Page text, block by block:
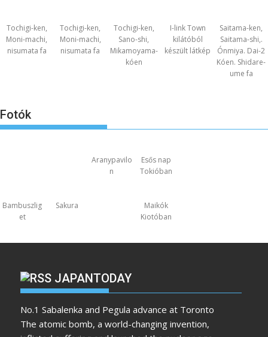
Tochigi-ken,
Moni-machi,
nisumata fa
Tochigi-ken,
Moni-machi,
nisumata fa
Tochigi-ken,
Sano-shi,
Mikamoyama-
kóen
I-link Town
kilátóból
készült látkép
Saitama-ken,
Saitama-shi,.
Ónmiya. Dai-2
Kóen. Shidare-
ume fa
Fotók
Aranypavilo
n
Esős nap
Tokióban
Bambuszlig
et
Sakura
Maikók
Kiotóban
JAPANTODAY
No.1 Sabalenka and Pegula advance at Toronto
The atomic bomb, a world-changing invention,